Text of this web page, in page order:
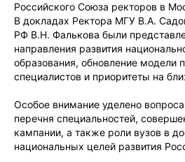
Российского Союза ректоров в
В докладах Ректора МГУ В.А.
РФ В.Н. Фалькова были
направления развития
образования, обновление модели
специалистов и приоритеты на
Особое внимание уделено
перечня специальностей,
кампании, а также роли вузов в
национальных целей развития